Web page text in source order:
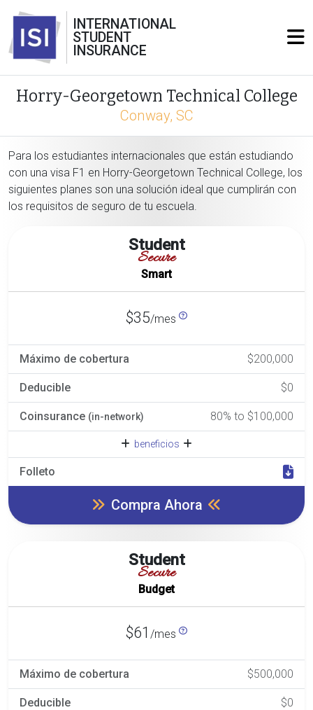
INTERNATIONAL
STUDENT
INSURANCE
Horry-Georgetown Technical College
Conway, SC
Para los estudiantes internacionales que están estudiando
con una visa F1 en Horry-Georgetown Technical College, los
siguientes planes son una solución ideal que cumplirán con
los requisitos de seguro de tu escuela.
Student
Secure
Smart
$35/mes
Máximo de cobertura $200,000
Deducible $0
Coinsurance (in-network) 80% to $100,000
beneficios
Folleto
Compra Ahora
Student
Secure
Budget
$61 /mes
Máximo de cobertura $500,000
Deducible $0